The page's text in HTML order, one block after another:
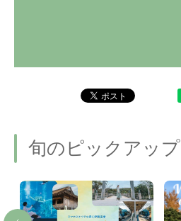
旬のピックアップ